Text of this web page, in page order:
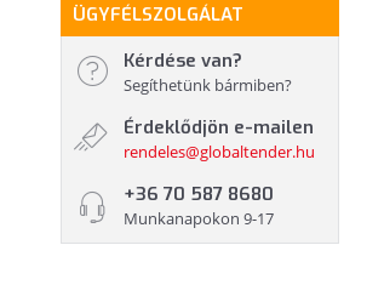
ÜGYFÉLSZOLGÁLAT
Kérdése van?
Segíthetünk bármiben?
Érdeklődjön e-mailen
rendeles@globaltender.hu
+36 70 587 8680
Munkanapokon 9-17